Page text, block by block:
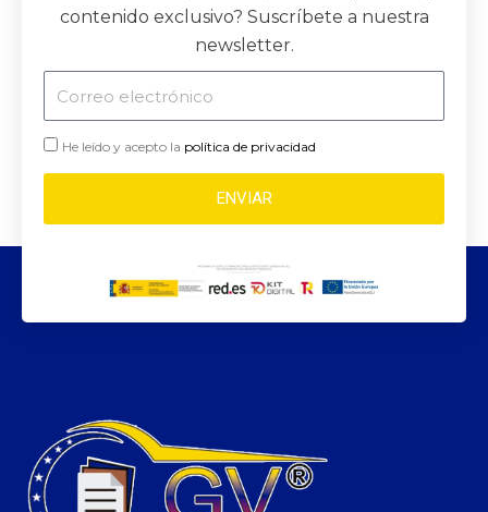
contenido exclusivo? Suscríbete a nuestra
newsletter.
He leído y acepto la política de privacidad
ENVIAR